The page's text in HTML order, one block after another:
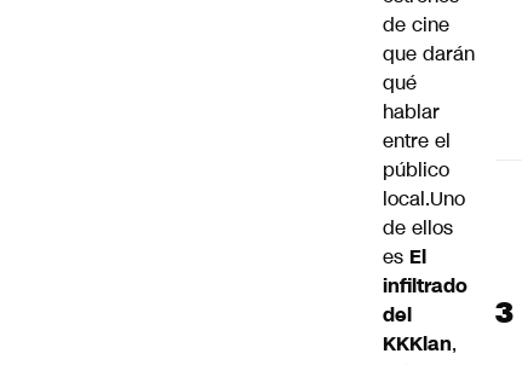
de cine
que darán
qué
hablar
entre el
público
local.Uno
de ellos
es El
infiltrado
del
KKKlan,